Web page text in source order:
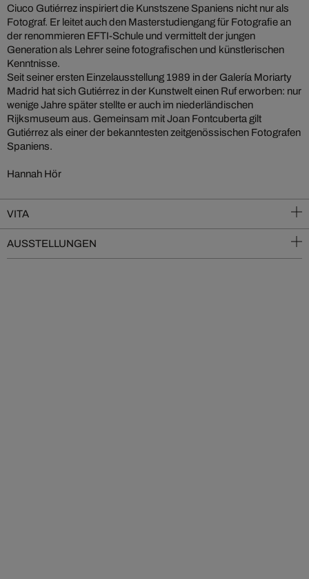
Ciuco Gutiérrez inspiriert die Kunstszene Spaniens nicht nur als
Fotograf. Er leitet auch den Masterstudiengang für Fotografie an
der renommieren EFTI-Schule und vermittelt der jungen
Generation als Lehrer seine fotografischen und künstlerischen
Kenntnisse.
Seit seiner ersten Einzelausstellung 1989 in der Galería Moriarty
Madrid hat sich Gutiérrez in der Kunstwelt einen Ruf erworben: nur
wenige Jahre später stellte er auch im niederländischen
Rijksmuseum aus. Gemeinsam mit Joan Fontcuberta gilt
Gutiérrez als einer der bekanntesten zeitgenössischen Fotografen
Spaniens.
Hannah Hör
VITA
AUSSTELLUNGEN